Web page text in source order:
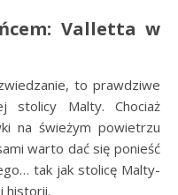
Valletta w
to prawdziwe
stolicy Malty. Chociaż
na świeżym powietrzu
warto dać się ponieść
tak jak stolicę Malty-
historii.